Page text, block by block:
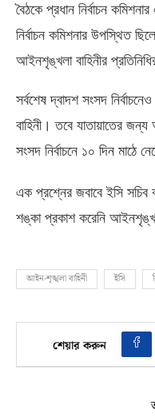
বৈঠকে প্রধান নির্বাচন
নির্বাচন কমিশনার উপস্থিত
আইনশৃঙ্খলা বাহিনীর
সর্বশেষ দ্বাদশ সংসদ
বাহিনী। তবে যাতায়াতের
সংসদ নির্বাচনে ১০ দিন মাঠে
এক প্রশ্নের জবাবে ইসি সচিব
শঙ্কা প্রকাশ করেনি
আইন-শৃঙ্খলা বাহিনী ইসি
শেয়ার করুন